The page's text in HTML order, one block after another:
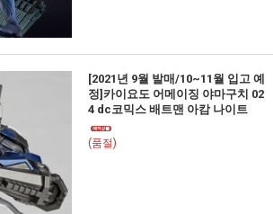
[2021년 9월 발매/10~11월 입고 예
정]카이요도 어메이징 야마구치 02
4 dc코믹스 배트맨 아캄 나이트
(품절)